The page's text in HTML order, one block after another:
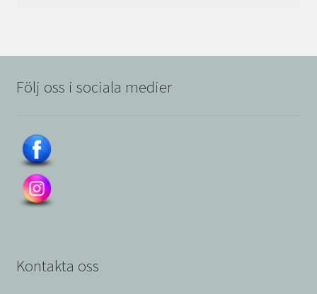
Följ oss i sociala medier
Kontakta oss